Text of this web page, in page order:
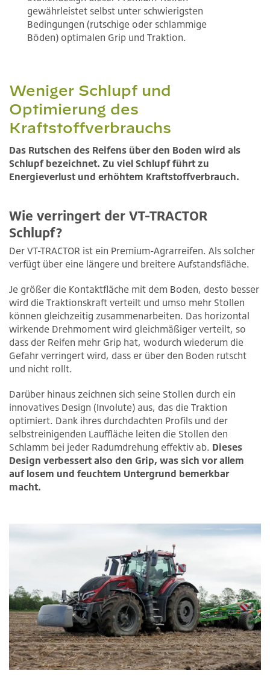
gewährleistet selbst unter schwierigsten
Bedingungen (rutschige oder schlammige
Böden) optimalen Grip und Traktion.
Weniger Schlupf und
Optimierung des
Kraftstoffverbrauchs
Das Rutschen des Reifens über den Boden wird als
Schlupf bezeichnet. Zu viel Schlupf führt zu
Energieverlust und erhöhtem Kraftstoffverbrauch.
Wie verringert der VT-TRACTOR
Schlupf?
Der VT-TRACTOR ist ein Premium-Agrarreifen. Als solcher
verfügt über eine längere und breitere Aufstandsfläche.
Je größer die Kontaktfläche mit dem Boden, desto besser
wird die Traktionskraft verteilt und umso mehr Stollen
können gleichzeitig zusammenarbeiten. Das horizontal
wirkende Drehmoment wird gleichmäßiger verteilt, so
dass der Reifen mehr Grip hat, wodurch wiederum die
Gefahr verringert wird, dass er über den Boden rutscht
und nicht rollt.
Darüber hinaus zeichnen sich seine Stollen durch ein
innovatives Design (Involute) aus, das die Traktion
optimiert. Dank ihres durchdachten Profils und der
selbstreinigenden Lauffläche leiten die Stollen den
Schlamm bei jeder Radumdrehung effektiv ab. Dieses
Design verbessert also den Grip, was sich vor allem
auf losem und feuchtem Untergrund bemerkbar
macht.